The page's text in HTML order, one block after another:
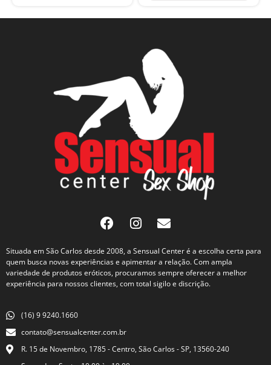
Situada em São Carlos desde 2008, a Sensual Center é a escolha certa para
quem busca novas experiências e apimentar a relação. Com ampla
variedade de produtos eróticos, procuramos sempre oferecer a melhor
experiência para nossos clientes, com total sigilo e discrição.
(16) 9 9240.1660
contato@sensualcenter.com.br
R. 15 de Novembro, 1785 - Centro, São Carlos - SP, 13560-240